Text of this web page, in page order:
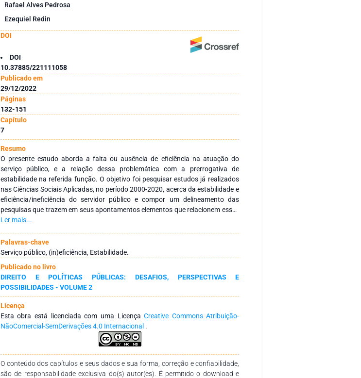
Rafael Alves Pedrosa
Ezequiel Redin
DOI
DOI
10.37885/221111058
Publicado em
29/12/2022
Páginas
132-151
Capítulo
7
Resumo
O presente estudo aborda a falta ou ausência de eficiência na atuação do
serviço público, e a relação dessa problemática com a prerrogativa de
estabilidade na referida função. O objetivo foi pesquisar estudos já realizados
nas Ciências Sociais Aplicadas, no período 2000-2020, acerca da estabilidade e
eficiência/ineficiência do servidor público e compor um delineamento das
pesquisas que trazem em seus apontamentos elementos que relacionem esses
aspectos. Para tanto, foi realizado um estudo do tipo exploratório, de natureza
artigos selecionados, provenientes de bases públicas online. Os resultados do
estudo não confirmam a relação causal existente, mas apontam para a
existência de ferramentas que, ao ser devidamente implementadas, podem vir a
alterar essa realidade de ineficiência no serviço público.
Ler mais...
Palavras-chave
Serviço público, (in)eficiência, Estabilidade.
Publicado no livro
DIREITO E POLÍTICAS PÚBLICAS: DESAFIOS, PERSPECTIVAS E
POSSIBILIDADES - VOLUME 2
Licença
Esta obra está licenciada com uma LicençaCreative Commons Atribuição-
NãoComercial-SemDerivações 4.0 Internacional .
O conteúdo dos capítulos e seus dados e sua forma, correção e confiabilidade,
são de responsabilidade exclusiva do(s) autor(es). É permitido o download e